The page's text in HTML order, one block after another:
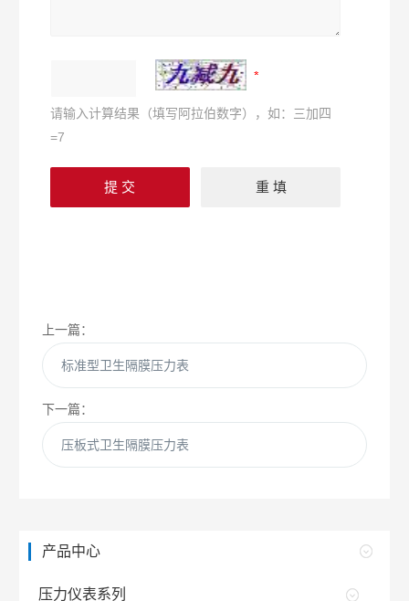
请输入计算结果（填写阿拉伯数字），如：三加四
=7
上一篇：
标准型卫生隔膜压力表
下一篇：
压板式卫生隔膜压力表
产品中心
压力仪表系列